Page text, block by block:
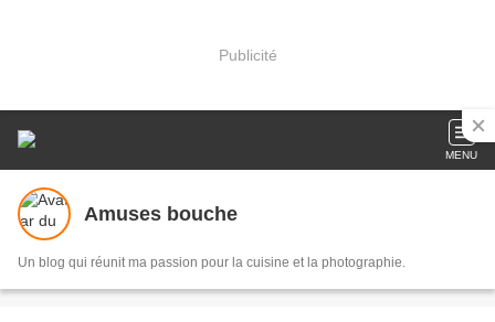
Publicité
MENU
Amuses bouche
Un blog qui réunit ma passion pour la cuisine et la photographie.